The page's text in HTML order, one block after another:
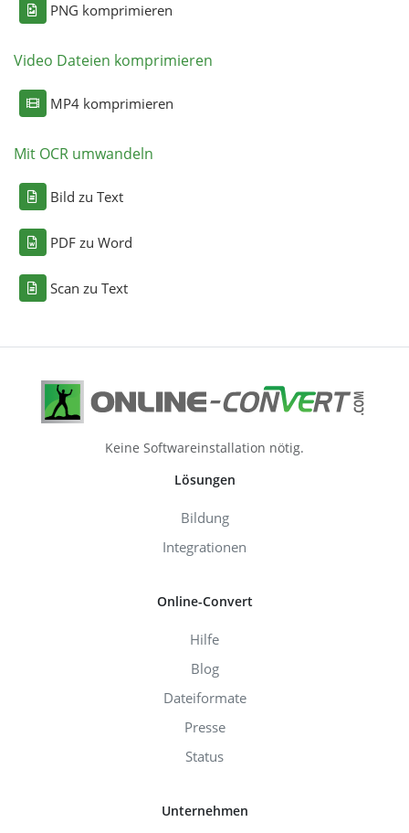
PNG komprimieren
Video Dateien komprimieren
MP4 komprimieren
Mit OCR umwandeln
Bild zu Text
PDF zu Word
Scan zu Text
Keine Softwareinstallation nötig.
Lösungen
Bildung
Integrationen
Online-Convert
Hilfe
Blog
Dateiformate
Presse
Status
Unternehmen